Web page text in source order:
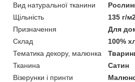
Вид натуральної тканини
Щільність
135 г/
Призначення
Для
Склад
100%
Тематика декору, малюнка
Тканина
Сатин
Візерунки і принти